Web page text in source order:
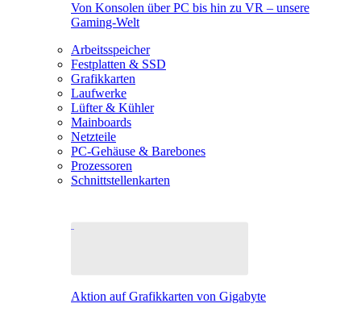
Von Konsolen über PC bis hin zu VR – unsere
Gaming-Welt
Arbeitsspeicher
Festplatten & SSD
Grafikkarten
Laufwerke
Lüfter & Kühler
Mainboards
Netzteile
PC-Gehäuse & Barebones
Prozessoren
Schnittstellenkarten
Aktion auf Grafikkarten von Gigabyte